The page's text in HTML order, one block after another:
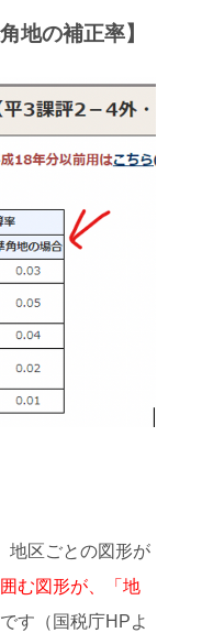
地の補正率】
地区ごとの図形が
む図形が、「地
す（国税庁HPよ